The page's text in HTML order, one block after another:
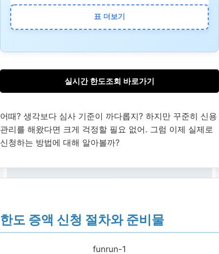
소득 증가, 재산 변동 등 재정
사용 실적
최소 6개월 이상 성실한 카드
사용 실적
기타 요소
기존 부채 수준, 직업 안정성
등 종합 평가
표 더보기
실시간 한도조회 바로가기
어때? 생각보다 심사 기준이 까다롭지? 하지만 꾸준히 신용
관리를 해왔다면 크게 걱정할 필요 없어. 그럼 이제 실제로
신청하는 방법에 대해 알아볼까?
한도 증액 신청 절차와 준비물
funrun-1